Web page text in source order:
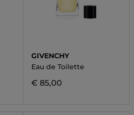
GIVENCHY
Eau de Toilette
€ 85,00